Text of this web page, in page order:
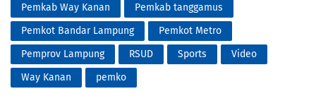
Pemkab Way Kanan
Pemkab tanggamus
Pemkot Bandar Lampung
Pemkot Metro
Pemprov Lampung
RSUD Sports
Video
Way Kanan
pemko